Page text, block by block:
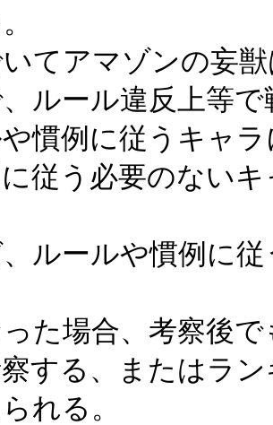
てアマゾンの妄
ルール違反上等
慣例に従うキャ
従う必要のない
ルールや慣例に
た場合、考察後
する、またはラ
れる。